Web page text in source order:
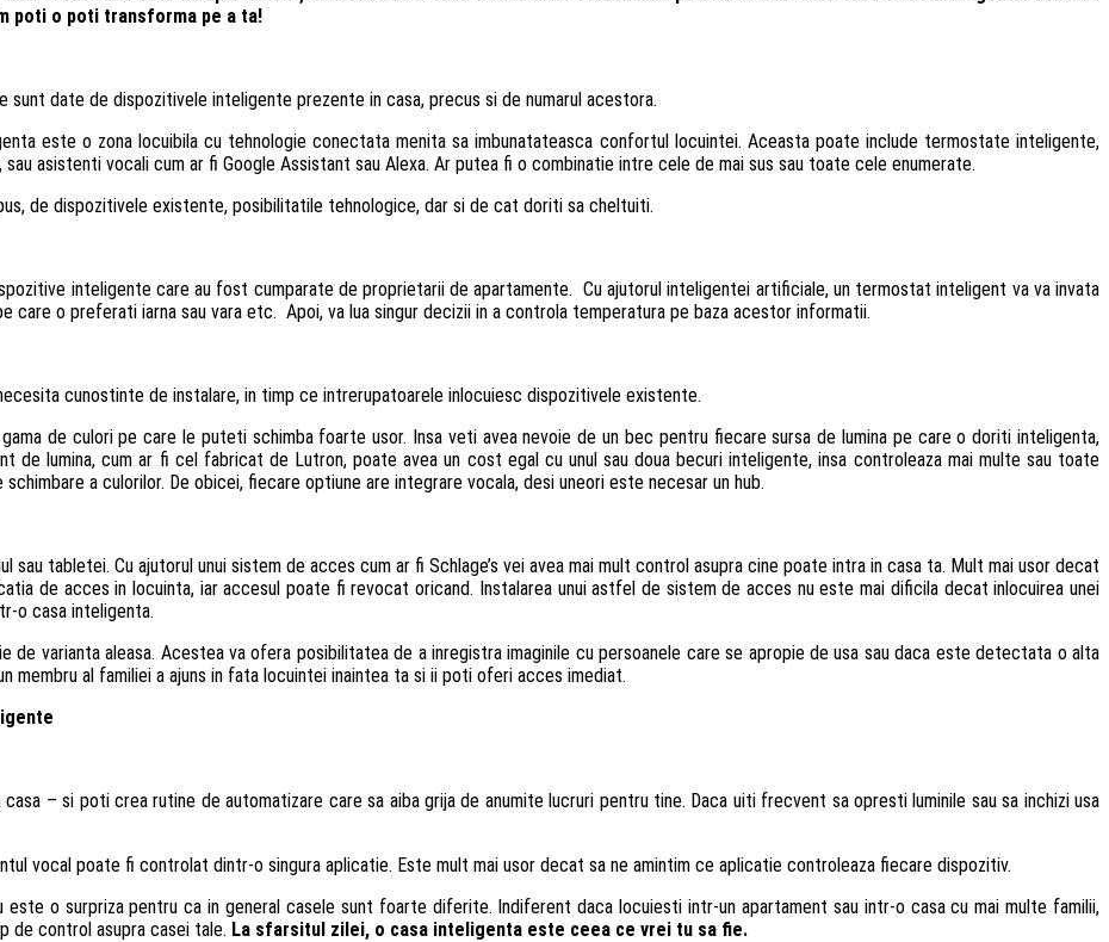
poti o poti transforma pe a ta!
date de dispozitivele inteligente prezente in casa, precus si de numarul acestora.
este o zona locuibila cu tehnologie conectata menita sa imbunatateasca confortul locuintei. Aceasta poate include termostate inteligente,
asistenti vocali cum ar fi Google Assistant sau Alexa. Ar putea fi o combinatie intre cele de mai sus sau toate cele enumerate.
de dispozitivele existente, posibilitatile tehnologice, dar si de cat doriti sa cheltuiti.
inteligente care au fost cumparate de proprietarii de apartamente. Cu ajutorul inteligentei artificiale, un termostat inteligent va va invata
care o preferati iarna sau vara etc. Apoi, va lua singur decizii in a controla temperatura pe baza acestor informatii.
cunostinte de instalare, in timp ce intrerupatoarele inlocuiesc dispozitivele existente.
de culori pe care le puteti schimba foarte usor. Insa veti avea nevoie de un bec pentru fiecare sursa de lumina pe care o doriti inteligenta,
de lumina, cum ar fi cel fabricat de Lutron, poate avea un cost egal cu unul sau doua becuri inteligente, insa controleaza mai multe sau toate
a culorilor. De obicei, fiecare optiune are integrare vocala, desi uneori este necesar un hub.
tabletei. Cu ajutorul unui sistem de acces cum ar fi Schlage’s vei avea mai mult control asupra cine poate intra in casa ta. Mult mai usor decat
de acces in locuinta, iar accesul poate fi revocat oricand. Instalarea unui astfel de sistem de acces nu este mai dificila decat inlocuirea unei
o casa inteligenta.
varianta aleasa. Acestea va ofera posibilitatea de a inregistra imaginile cu persoanele care se apropie de usa sau daca este detectata o alta
membru al familiei a ajuns in fata locuintei inaintea ta si ii poti oferi acces imediat.
– si poti crea rutine de automatizare care sa aiba grija de anumite lucruri pentru tine. Daca uiti frecvent sa opresti luminile sau sa inchizi usa
vocal poate fi controlat dintr-o singura aplicatie. Este mult mai usor decat sa ne amintim ce aplicatie controleaza fiecare dispozitiv.
o surpriza pentru ca in general casele sunt foarte diferite. Indiferent daca locuiesti intr-un apartament sau intr-o casa cu mai multe familii,
de control asupra casei tale. La sfarsitul zilei, o casa inteligenta este ceea ce vrei tu sa fie.